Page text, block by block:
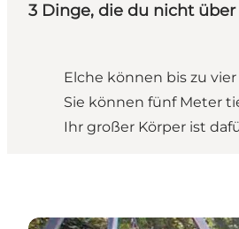
3 Dinge, die du nicht
Elche können bis zu
Sie können fünf Meter
Ihr großer Körper ist